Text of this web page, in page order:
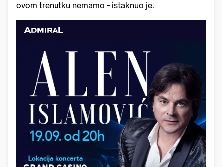
ovom trenutku nemamo - istaknuo je.